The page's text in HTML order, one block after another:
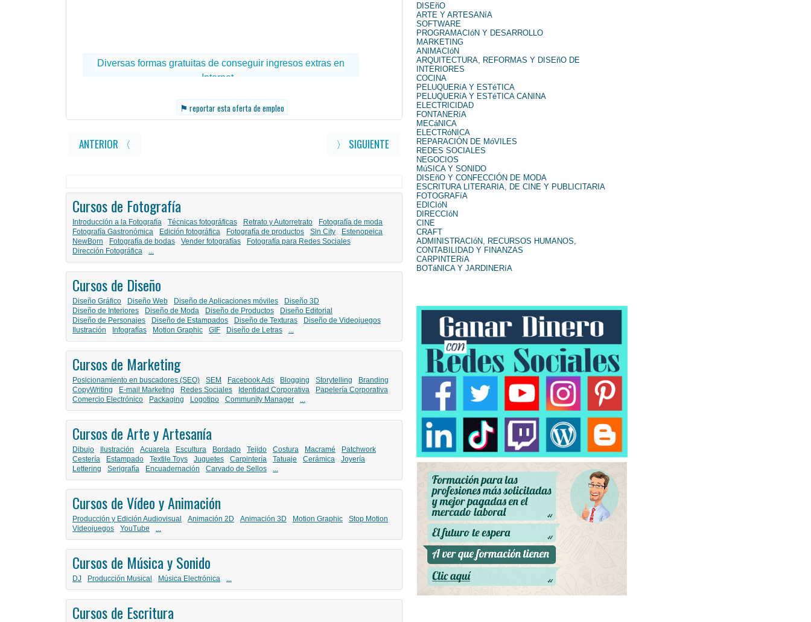
⚑ reportar esta oferta de empleo
ANTERIOR 〈 〉 SIGUIENTE
Cursos de Fotografía
Introducción a la Fotografía Técnicas fotográficas Retrato y Autorretrato
Fotografía de moda
Fotografía Gastronómica
Edición fotográfica Fotografía de productos Sin City
Estenopeica
NewBorn
Fotografía de bodas Vender fotografías
Fotografía para Redes Sociales
Dirección Fotográfica
...
Cursos de Diseño
Diseño Gráfico Diseño Web Diseño de Aplicaciones móviles
Diseño 3D
Diseño de Interiores
Diseño de Moda Diseño de Productos
Diseño Editorial
Diseño de Personajes
Diseño de Estampados Diseño de Texturas
Diseño de Videojuegos
Ilustración
Infografías Motion Graphic GIF Diseño de Letras ...
Cursos de Marketing
Posicionamiento en buscadores (SEO) SEM Facebook Ads Blogging Storytelling
Branding
CopyWriting
E-mail Marketing Redes Sociales Identidad Corporativa
Papelería Corporativa
Comercio Electrónico
Packaging Logotipo Community Manager ...
Cursos de Arte y Artesanía
Dibujo Ilustración Acuarela Escultura Bordado Tejido Costura Macramé
Patchwork
Cestería
Estampado Textile Toys Juguetes Carpintería Tatuaje Cerámica
Joyería
Lettering
Serigrafía Encuadernación Carvado de Sellos ...
Cursos de Vídeo y Animación
Producción y Edición Audiovisual Animación 2D Animación 3D Motion Graphic
Stop Motion
Videojuegos
YouTube ...
Cursos de Música y Sonido
DJ Producción Musical Música Electrónica ...
Cursos de Escritura
DISEñO
ARTE Y ARTESANíA
SOFTWARE
PROGRAMACIóN Y DESARROLLO
MARKETING
ANIMACIóN
ARQUITECTURA, REFORMAS Y DISEñO DE
INTERIORES
COCINA
PELUQUERíA Y ESTéTICA
PELUQUERíA Y ESTéTICA CANINA
ELECTRICIDAD
FONTANERíA
MECáNICA
ELECTRóNICA
REPARACIÓN DE MóVILES
REDES SOCIALES
NEGOCIOS
MúSICA Y SONIDO
DISEñO Y CONFECCIÓN DE MODA
ESCRITURA LITERARIA, DE CINE Y PUBLICITARIA
FOTOGRAFíA
EDICIóN
DIRECCIóN
CINE
CRAFT
ADMINISTRACIóN, RECURSOS HUMANOS,
CONTABILIDAD Y FINANZAS
CARPINTERíA
BOTáNICA Y JARDINERíA